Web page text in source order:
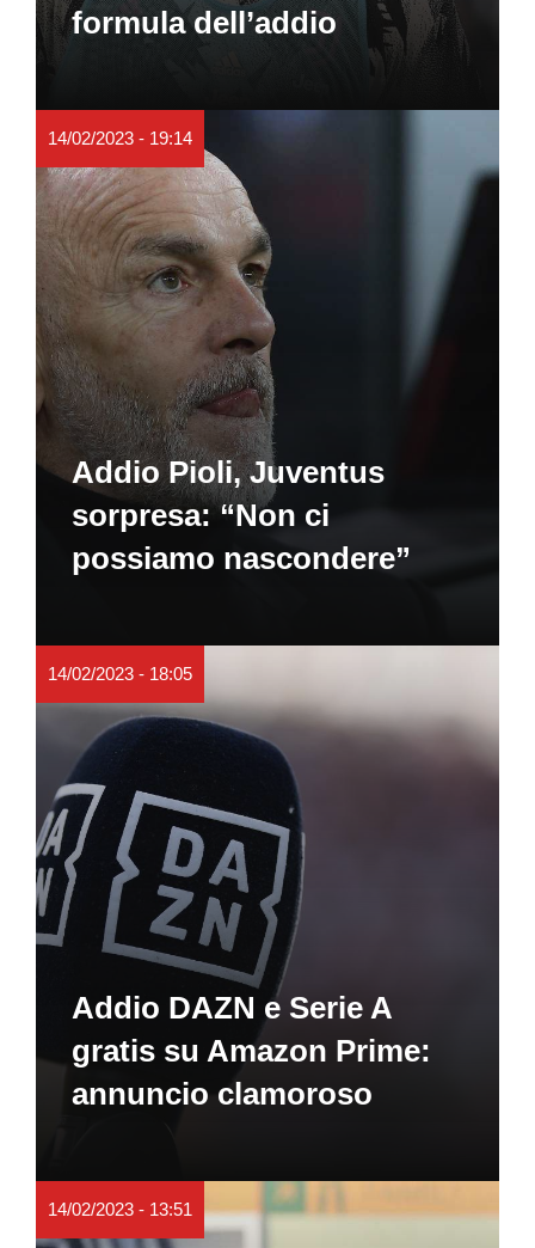
formula dell’addio
14/02/2023 - 19:14
Addio Pioli, Juventus
sorpresa: “Non ci
possiamo nascondere”
14/02/2023 - 18:05
Addio DAZN e Serie A
gratis su Amazon Prime:
annuncio clamoroso
14/02/2023 - 13:51